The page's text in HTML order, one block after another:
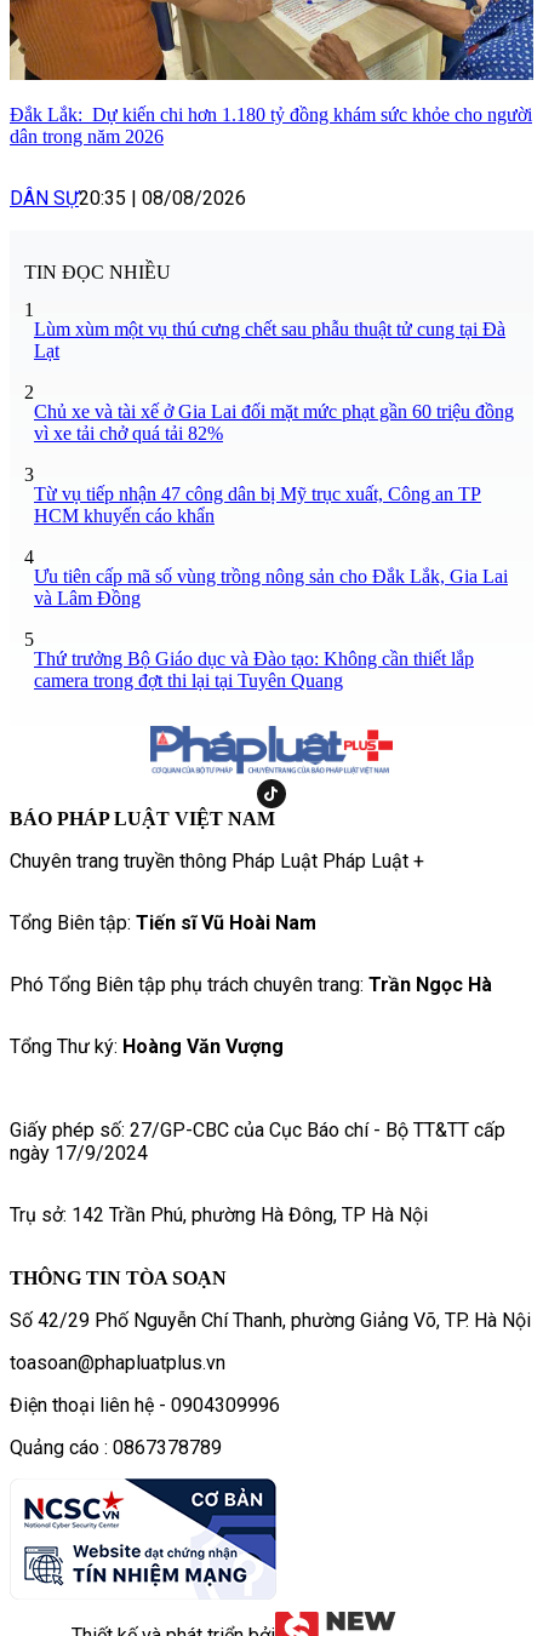
Đắk Lắk: Dự kiến chi hơn 1.180 tỷ đồng khám sức khỏe cho người
dân trong năm 2026
DÂN SỰ20:35 08/08/2026
TIN ĐỌC NHIỀU
1
Lùm xùm một vụ thú cưng chết sau phẫu thuật tử cung tại Đà
Lạt
2
Chủ xe và tài xế ở Gia Lai đối mặt mức phạt gần 60 triệu đồng
vì xe tải chở quá tải 82%
3
Từ vụ tiếp nhận 47 công dân bị Mỹ trục xuất, Công an TP
HCM khuyến cáo khẩn
4
Ưu tiên cấp mã số vùng trồng nông sản cho Đắk Lắk, Gia Lai
và Lâm Đồng
5
Thứ trưởng Bộ Giáo dục và Đào tạo: Không cần thiết lắp
camera trong đợt thi lại tại Tuyên Quang
BÁO PHÁP LUẬT VIỆT NAM
Chuyên trang truyền thông Pháp Luật Pháp Luật +
Tổng Biên tập: Tiến sĩ Vũ Hoài Nam
Phó Tổng Biên tập phụ trách chuyên trang: Trần Ngọc Hà
Tổng Thư ký: Hoàng Văn Vượng
Giấy phép số: 27/GP-CBC của Cục Báo chí - Bộ TT&TT cấp
ngày 17/9/2024
Trụ sở: 142 Trần Phú, phường Hà Đông, TP Hà Nội
THÔNG TIN TÒA SOẠN
Số 42/29 Phố Nguyễn Chí Thanh, phường Giảng Võ, TP. Hà Nội
toasoan@phapluatplus.vn
Điện thoại liên hệ - 0904309996
Quảng cáo : 0867378789